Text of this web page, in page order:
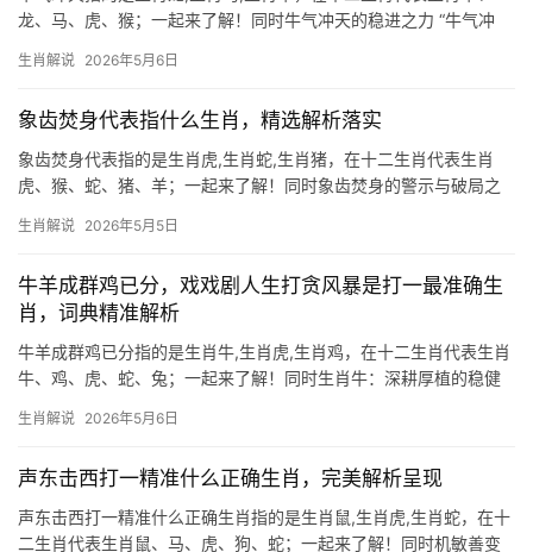
龙、马、虎、猴；一起来了解！同时牛气冲天的稳进之力 “牛气冲
中，生肖牛无疑是最贴切的象征，牛自古代表勤劳、坚韧，而“冲天”
生肖解说 2026年5月6日
象齿焚身代表指什么生肖，精选解析落实
象齿焚身代表指的是生肖虎,生肖蛇,生肖猪，在十二生肖代表生肖
虎、猴、蛇、猪、羊；一起来了解！同时象齿焚身的警示与破局之
申为因才华或财富招致灾厄，在生肖文化中，生肖虎与之最为契合
生肖解说 2026年5月5日
牛羊成群鸡已分，戏戏剧人生打贪风暴是打一最准确生
肖，词典精准解析
牛羊成群鸡已分指的是生肖牛,生肖虎,生肖鸡，在十二生肖代表生肖
牛、鸡、虎、蛇、兔；一起来了解！同时生肖牛：深耕厚植的稳健
地支丑土，如同田间老农，一步一犁耕耘命运，2024甲辰年，属牛
生肖解说 2026年5月6日
声东击西打一精准什么正确生肖，完美解析呈现
声东击西打一精准什么正确生肖指的是生肖鼠,生肖虎,生肖蛇，在十
二生肖代表生肖鼠、马、虎、狗、蛇；一起来了解！同时机敏善变